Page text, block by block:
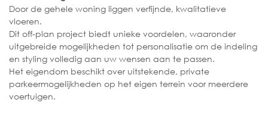
Door de gehele woning liggen verfijnde, kwalitatieve
vloeren.
Dit off-plan project biedt unieke voordelen, waaronder
uitgebreide mogelijkheden tot personalisatie om de indeling
en styling volledig aan uw wensen aan te passen.
Het eigendom beschikt over uitstekende, private
parkeermogelijkheden op het eigen terrein voor meerdere
voertuigen.